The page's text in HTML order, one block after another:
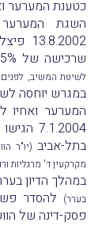
כטענת המערער
השגת
שרכישה של 5% מן הזכויות במגרש יוחסה לשנת 1949
לשיטת המשיב,
במגרש יוחסה לשנת
המערער ואחיו
בתל-אביב (יו"ר
מקרקעין ד' מרגליות
במהלך הדיון
בערר) להסדר
פסק-דינה של